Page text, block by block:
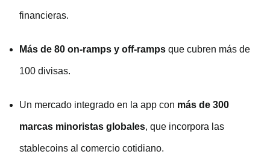
financieras.
Más de 80 on-ramps y off-ramps que cubren más de
100 divisas.
Un mercado integrado en la app con más de 300
marcas minoristas globales, que incorpora las
stablecoins al comercio cotidiano.